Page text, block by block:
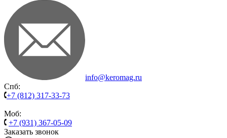
info@keromag.ru
Спб:
+7 (812) 317-33-73
Моб:
+7 (931) 367-05-09
Заказать звонок